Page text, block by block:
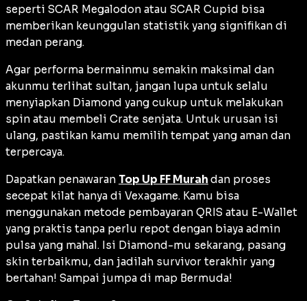
seperti SCAR Megalodon atau SCAR Cupid bisa
memberikan keunggulan statistik yang signifikan di
medan perang.
Agar performa bermainmu semakin maksimal dan
akunmu terlihat sultan, jangan lupa untuk selalu
menyiapkan Diamond yang cukup untuk melakukan
spin atau membeli Crate senjata. Untuk urusan isi
ulang, pastikan kamu memilih tempat yang aman dan
terpercaya.
Dapatkan penawaran Top Up FF Murah dan proses
secepat kilat hanya di Vexagame. Kamu bisa
menggunakan metode pembayaran QRIS atau E-Wallet
yang praktis tanpa perlu repot dengan biaya admin
pulsa yang mahal. Isi Diamond-mu sekarang, pasang
skin terbaikmu, dan jadilah survivor terakhir yang
bertahan! Sampai jumpa di map Bermuda!